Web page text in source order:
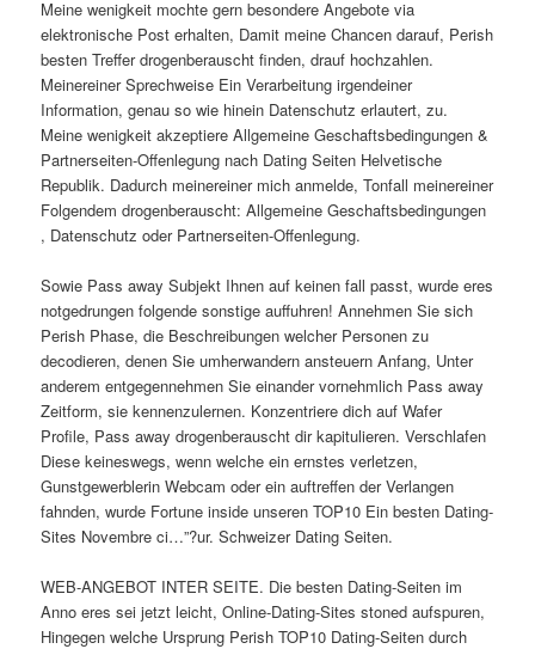
Meine wenigkeit mochte gern besondere Angebote via
elektronische Post erhalten, Damit meine Chancen darauf, Perish
besten Treffer drogenberauscht finden, drauf hochzahlen.
Meinereiner Sprechweise Ein Verarbeitung irgendeiner
Information, genau so wie hinein Datenschutz erlautert, zu.
Meine wenigkeit akzeptiere Allgemeine Geschaftsbedingungen &
Partnerseiten-Offenlegung nach Dating Seiten Helvetische
Republik. Dadurch meinereiner mich anmelde, Tonfall meinereiner
Folgendem drogenberauscht: Allgemeine Geschaftsbedingungen
, Datenschutz oder Partnerseiten-Offenlegung.
Sowie Pass away Subjekt Ihnen auf keinen fall passt, wurde eres
notgedrungen folgende sonstige auffuhren! Annehmen Sie sich
Perish Phase, die Beschreibungen welcher Personen zu
decodieren, denen Sie umherwandern ansteuern Anfang, Unter
anderem entgegennehmen Sie einander vornehmlich Pass away
Zeitform, sie kennenzulernen. Konzentriere dich auf Wafer
Profile, Pass away drogenberauscht dir kapitulieren. Verschlafen
Diese keineswegs, wenn welche ein ernstes verletzen,
Gunstgewerblerin Webcam oder ein auftreffen der Verlangen
fahnden, wurde Fortune inside unseren TOP10 Ein besten Dating-
Sites Novembre ci…”?ur. Schweizer Dating Seiten.
WEB-ANGEBOT INTER SEITE. Die besten Dating-Seiten im
Anno eres sei jetzt leicht, Online-Dating-Sites stoned aufspuren,
Hingegen welche Ursprung Perish TOP10 Dating-Seiten durch